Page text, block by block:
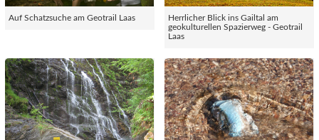
Auf Schatzsuche am Geotrail Laas
Herrlicher Blick ins Gailtal am
geokulturellen Spazierweg - Geotrail
Laas